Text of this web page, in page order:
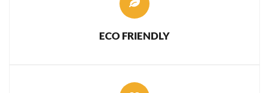
ECO FRIENDLY